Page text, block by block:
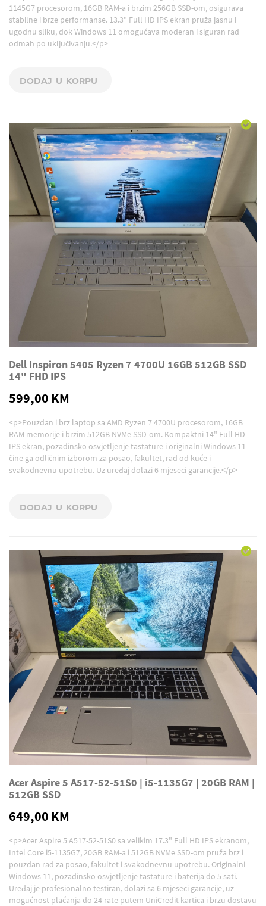
1145G7 procesorom, 16GB RAM-a i brzim 256GB SSD-om, osigurava
stabilne i brze performanse. 13.3" Full HD IPS ekran pruža jasnu i
ugodnu sliku, dok Windows 11 omogućava moderan i siguran rad
odmah po uključivanju.</p>
DODAJ U KORPU
Dell Inspiron 5405 Ryzen 7 4700U 16GB 512GB SSD
14" FHD IPS
599,00 KM
<p>Pouzdan i brz laptop sa AMD Ryzen 7 4700U procesorom, 16GB
RAM memorije i brzim 512GB NVMe SSD-om. Kompaktni 14" Full HD
IPS ekran, pozadinsko osvjetljenje tastature i originalni Windows 11
čine ga odličnim izborom za posao, fakultet, rad od kuće i
svakodnevnu upotrebu. Uz uređaj dolazi 6 mjeseci garancije.</p>
DODAJ U KORPU
Acer Aspire 5 A517-52-51S0 | i5-1135G7 | 20GB RAM |
512GB SSD
649,00 KM
<p>Acer Aspire 5 A517-52-51S0 sa velikim 17.3" Full HD IPS ekranom,
Intel Core i5-1135G7, 20GB RAM-a i 512GB NVMe SSD-om pruža brz i
pouzdan rad za posao, fakultet i svakodnevnu upotrebu. Originalni
Windows 11, pozadinsko osvjetljenje tastature i baterija do 5 sati.
Uređaj je profesionalno testiran, dolazi sa 6 mjeseci garancije, uz
mogućnost plaćanja do 24 rate putem UniCredit kartica i brzu dostavu